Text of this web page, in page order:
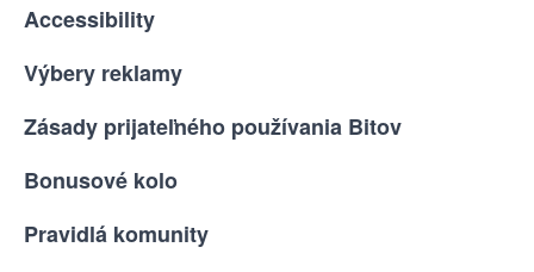
Accessibility
Výbery reklamy
Zásady prijateľného používania Bitov
Bonusové kolo
Pravidlá komunity